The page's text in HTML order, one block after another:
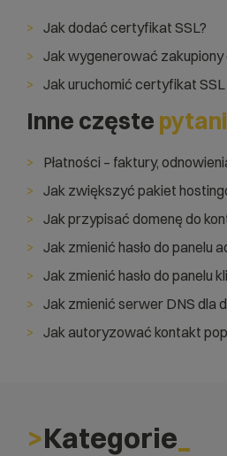
Jak dodać certyfikat SSL?
Jak wygenerować
Jak uruchomić certyfikat SSL
Inne częste
Płatności – faktury,
Jak zwiększyć pakiet
Jak przypisać domenę do
Jak zmienić hasło do panelu
Jak zmienić hasło do panelu
Jak zmienić serwer DNS dla
Jak autoryzować kontakt
Kategorie